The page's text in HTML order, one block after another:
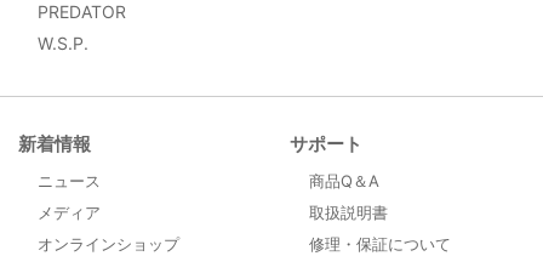
新着情報
ニュース
メディア
オンラインショップ
サポート
商品Q＆A
取扱説明書
修理・保証について
PREDATOR
W.S.P.